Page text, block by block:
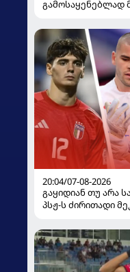
გამოსაყენებლად
ყოფილმა მეკარემ
20:04/07-08-2026
გაყიდიან თუ არა
პსჟ-ს ძირითადი